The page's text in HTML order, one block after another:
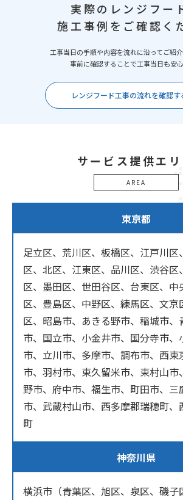
実際のレンジフー
施工事例をご確認く
工事当日の手順や内容を流れに沿ってご紹介
事前に確認することで工事当日も安心
レンジフード工事の流れを確認す
サービス提供エリ
AREA
東京都
足立区、荒川区、板橋区、江戸川区
区、北区、江東区、品川区、渋谷区
区、墨田区、世田谷区、台東区、中
区、豊島区、中野区、練馬区、文京
区、昭島市、あきる野市、稲城市、
市、国立市、小金井市、国分寺市、
市、立川市、多摩市、調布市、西東
市、羽村市、東久留米市、東村山市
野市、府中市、福生市、町田市、三
市、武蔵村山市、西多摩郡瑞穂町、
町
神奈川県
横浜市（青葉区、旭区、泉区、磯子